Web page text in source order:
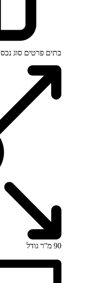
בתים פרטים סוג נכס
90 מ''ר גודל